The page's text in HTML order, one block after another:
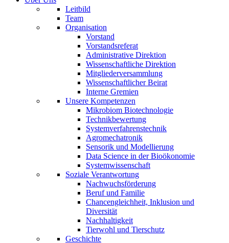
Leitbild
Team
Organisation
Vorstand
Vorstandsreferat
Administrative Direktion
Wissenschaftliche Direktion
Mitgliederversammlung
Wissenschaftlicher Beirat
Interne Gremien
Unsere Kompetenzen
Mikrobiom Biotechnologie
Technikbewertung
Systemverfahrenstechnik
Agromechatronik
Sensorik und Modellierung
Data Science in der Bioökonomie
Systemwissenschaft
Soziale Verantwortung
Nachwuchsförderung
Beruf und Familie
Chancengleichheit, Inklusion und
Diversität
Nachhaltigkeit
Tierwohl und Tierschutz
Geschichte